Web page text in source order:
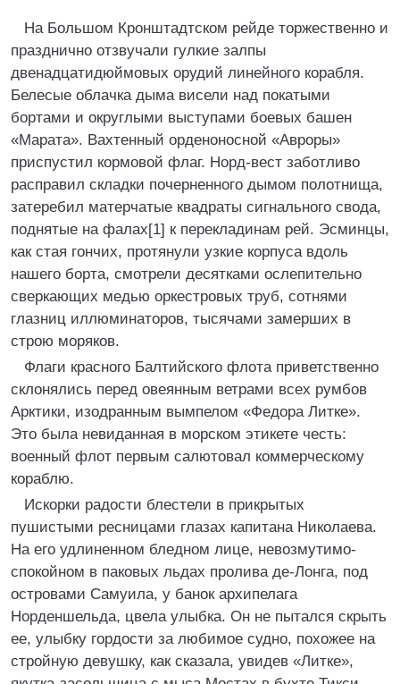
На Большом Кронштадтском рейде торжественно и
празднично отзвучали гулкие залпы
двенадцатидюймовых орудий линейного корабля.
Белесые облачка дыма висели над покатыми
бортами и округлыми выступами боевых башен
«Марата». Вахтенный орденоносной «Авроры»
приспустил кормовой флаг. Норд-вест заботливо
расправил складки почерненного дымом полотнища,
затеребил матерчатые квадраты сигнального свода,
поднятые на фалах[1] к перекладинам рей. Эсминцы,
как стая гончих, протянули узкие корпуса вдоль
нашего борта, смотрели десятками ослепительно
сверкающих медью оркестровых труб, сотнями
глазниц иллюминаторов, тысячами замерших в
строю моряков.
Флаги красного Балтийского флота приветственно
склонялись перед овеянным ветрами всех румбов
Арктики, изодранным вымпелом «Федора Литке».
Это была невиданная в морском этикете честь:
военный флот первым салютовал коммерческому
кораблю.
Искорки радости блестели в прикрытых
пушистыми ресницами глазах капитана Николаева.
На его удлиненном бледном лице, невозмутимо-
спокойном в паковых льдах пролива де-Лонга, под
островами Самуила, у банок архипелага
Норденшельда, цвела улыбка. Он не пытался скрыть
ее, улыбку гордости за любимое судно, похожее на
стройную девушку, как сказала, увидев «Литке»,